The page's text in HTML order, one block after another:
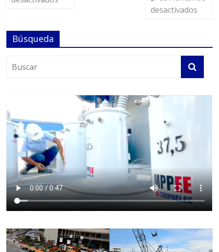
desactivados
Búsqueda